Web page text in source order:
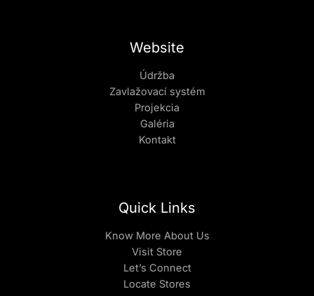
Website
Údržba
Zavlažovací systém
Projekcia
Galéria
Kontakt
Quick Links
Know More About Us
Visit Store
Let’s Connect
Locate Stores